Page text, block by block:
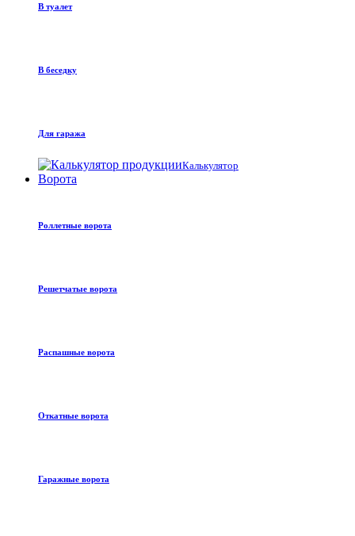
В туалет
В беседку
Для гаража
Калькулятор
Ворота
Роллетные ворота
Решетчатые ворота
Распашные ворота
Откатные ворота
Гаражные ворота